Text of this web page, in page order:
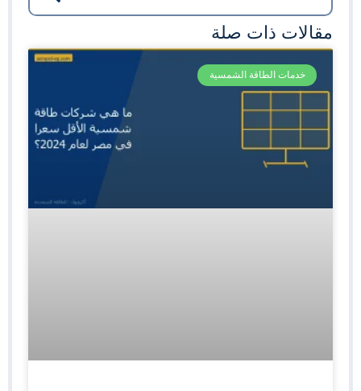
مقالات ذات صلة
خدمات الطاقة الشمسية